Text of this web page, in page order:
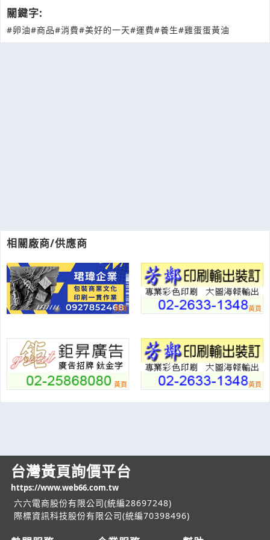
相關廠商/供應商
關鍵字:
#卵油#商品#消費#美好的一天#運費#養生#雞蛋蛋黃油
台灣黃頁詢價平台
https://www.web66.com.tw
六六電商股份有限公司(統編28697248)
際標資訊科技股份有限公司(統編70398496)